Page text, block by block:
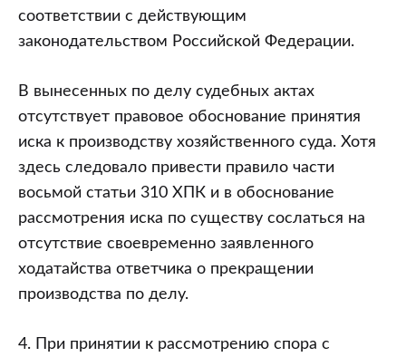
соответствии с действующим
законодательством Российской Федерации.
В вынесенных по делу судебных актах
отсутствует правовое обоснование принятия
иска к производству хозяйственного суда. Хотя
здесь следовало привести правило части
восьмой статьи 310 ХПК и в обоснование
рассмотрения иска по существу сослаться на
отсутствие своевременно заявленного
ходатайства ответчика о прекращении
производства по делу.
4. При принятии к рассмотрению спора с